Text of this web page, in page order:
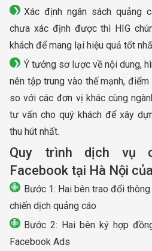
Xác định ngân sách quảng
chưa xác định được thì HIG
khách để mang lại hiệu quả tốt
Ý tưởng sơ lược về nội dung,
nên tập trung vào thế mạnh,
so với các đơn vị khác cùng
tư vấn cho quý khách để xây
thu hút nhất.
Quy trình dịch vụ
Facebook tại Hà Nội
Bước 1: Hai bên trao đổi
chiến dịch quảng cáo
Bước 2: Hai bên ký hợp
Facebook Ads